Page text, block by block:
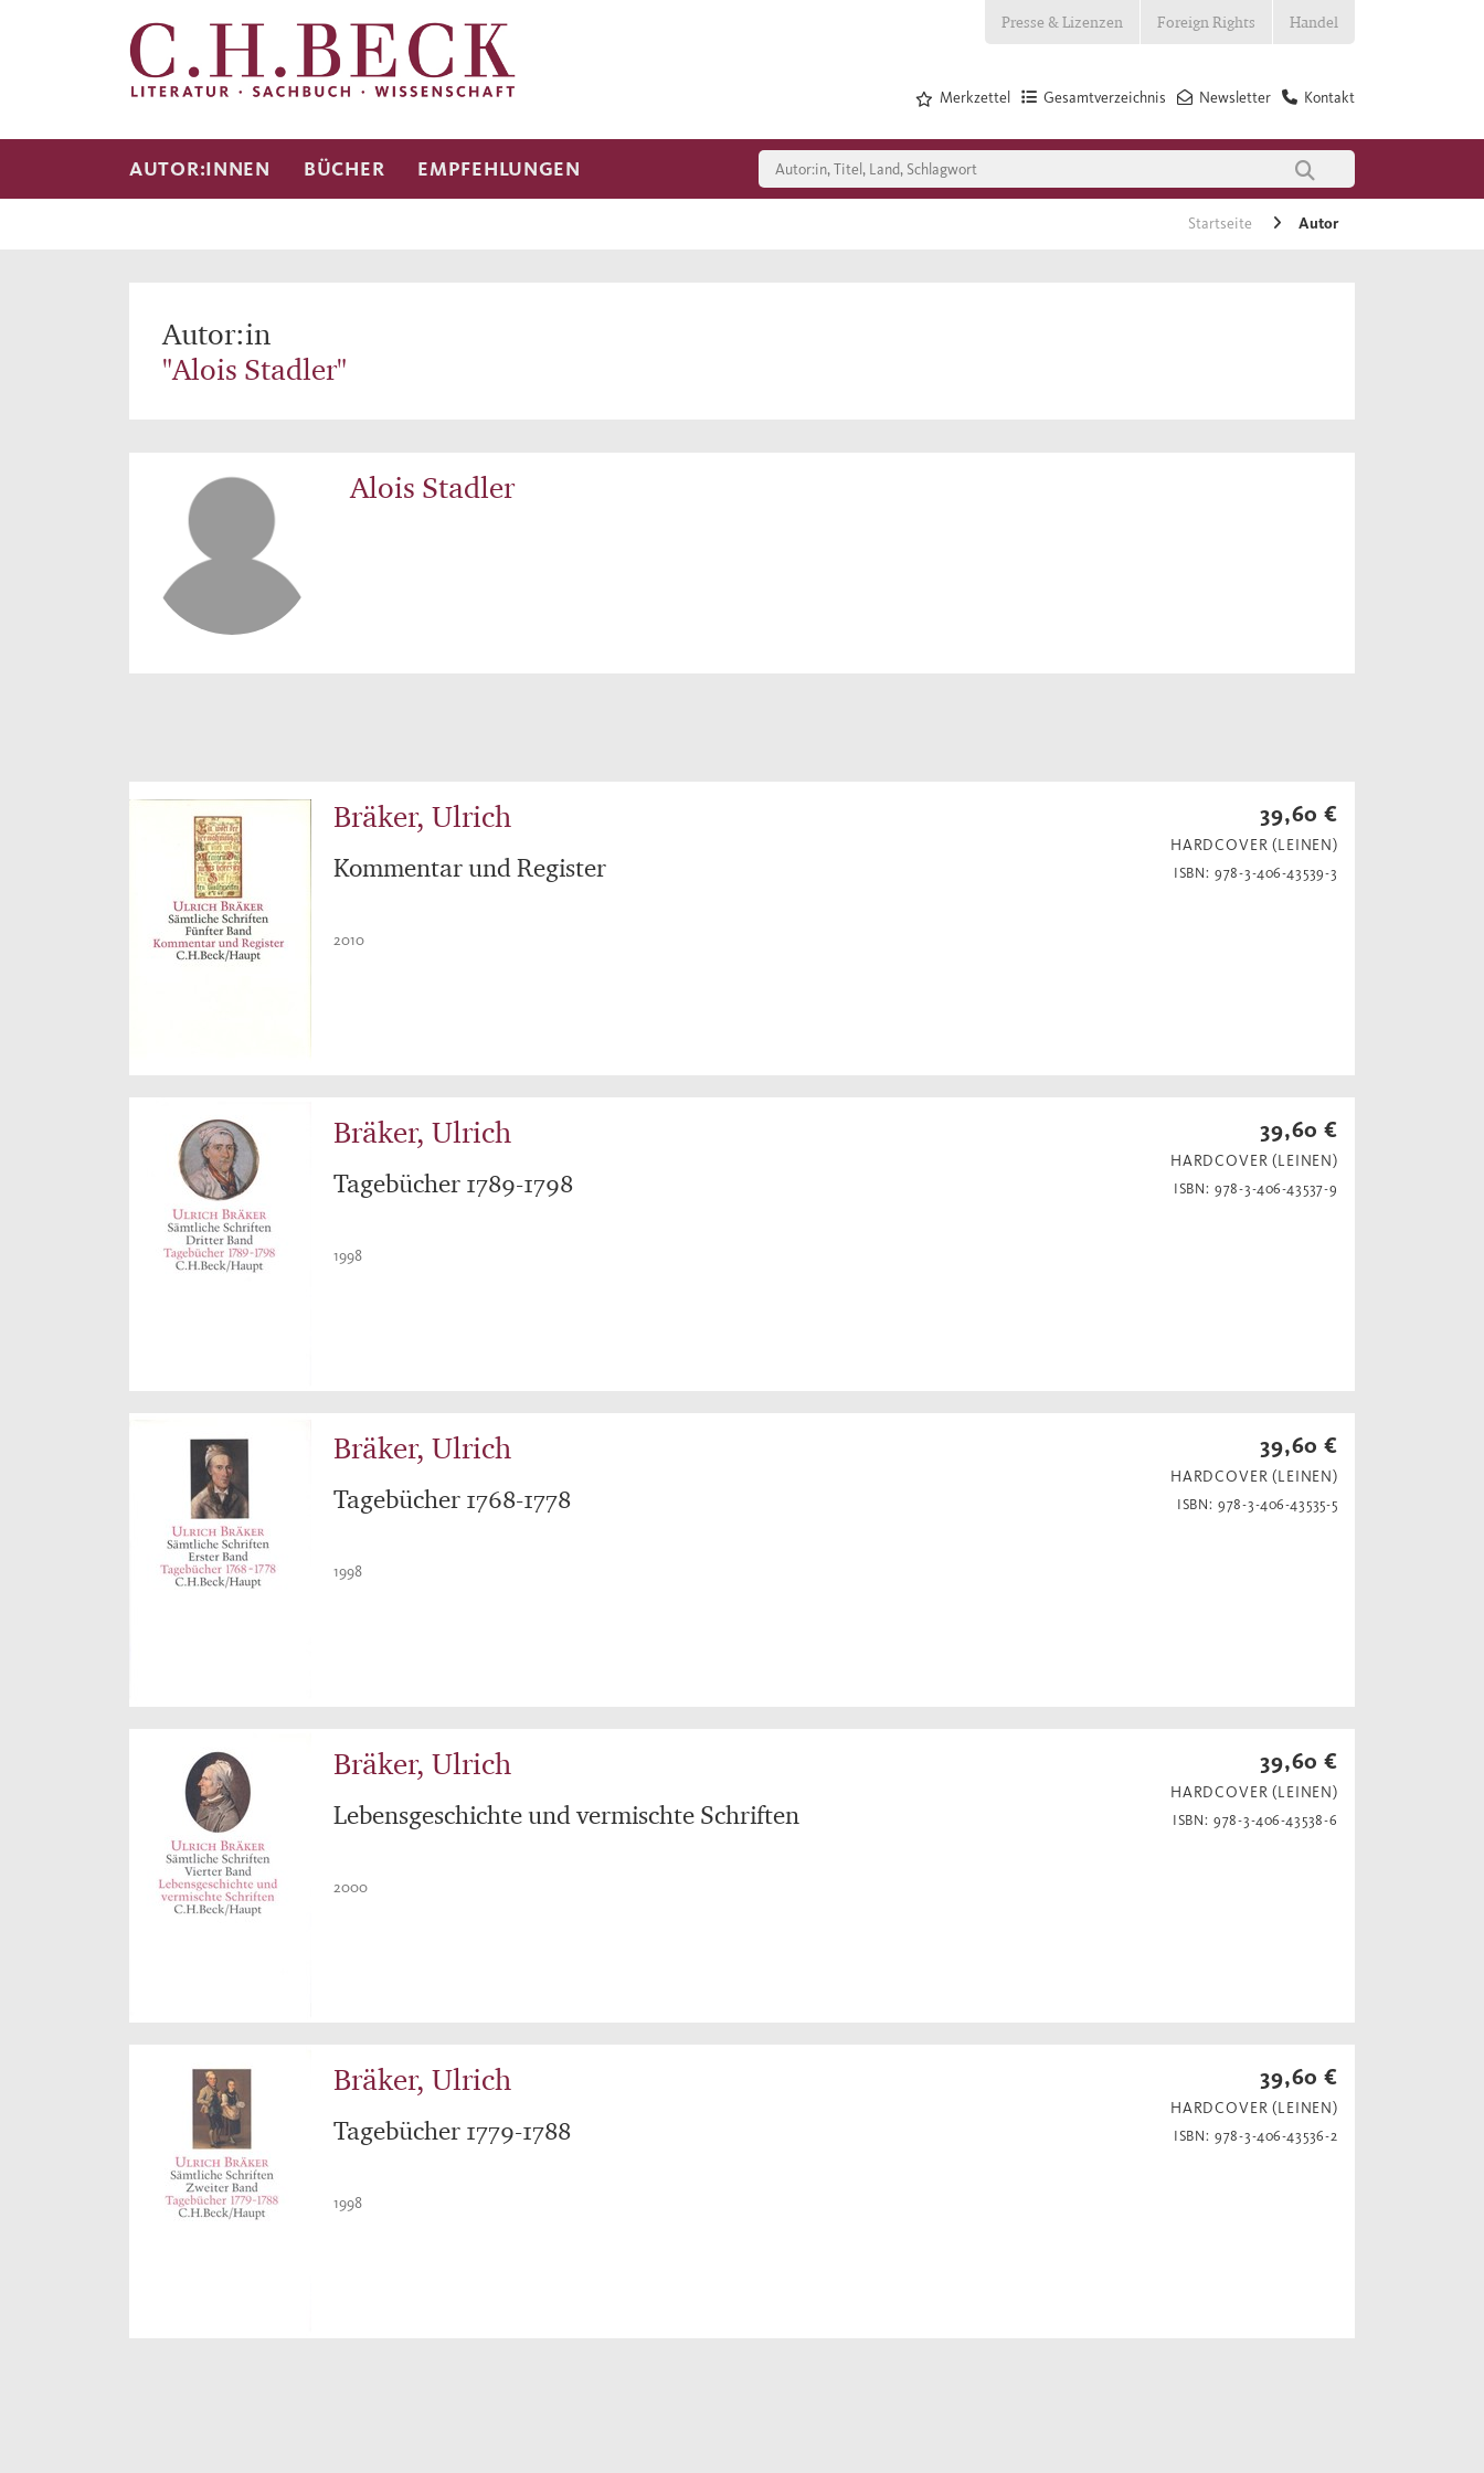
Presse & Lizenzen Foreign Rights Handel
Kontakt
Newsletter
Gesamtverzeichnis
Merkzettel
AUTOR:INNEN BÜCHER EMPFEHLUNGEN
Startseite Autor
Autor:in
"Alois Stadler"
Alois Stadler
Bräker, Ulrich
Kommentar und Register
2010
39,60 €
HARDCOVER (LEINEN)
ISBN: 978-3-406-43539-3
Bräker, Ulrich
Tagebücher 1789-1798
1998
39,60 €
HARDCOVER (LEINEN)
ISBN: 978-3-406-43537-9
Bräker, Ulrich
Tagebücher 1768-1778
1998
39,60 €
HARDCOVER (LEINEN)
ISBN: 978-3-406-43535-5
Bräker, Ulrich
Lebensgeschichte und vermischte Schriften
2000
39,60 €
HARDCOVER (LEINEN)
ISBN: 978-3-406-43538-6
Bräker, Ulrich
Tagebücher 1779-1788
1998
39,60 €
HARDCOVER (LEINEN)
ISBN: 978-3-406-43536-2